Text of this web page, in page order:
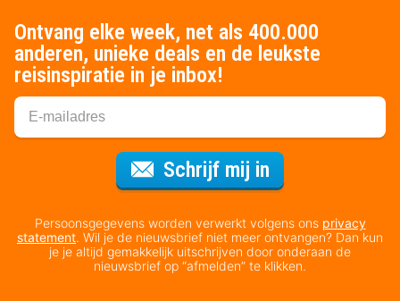
Ontvang elke week, net als 400.000
anderen, unieke deals en de leukste
reisinspiratie in je inbox!
Schrijf mij in
Persoonsgegevens worden verwerkt volgens ons privacy
statement. Wil je de nieuwsbrief niet meer ontvangen? Dan kun
je je altijd gemakkelijk uitschrijven door onderaan de
nieuwsbrief op “afmelden” te klikken.